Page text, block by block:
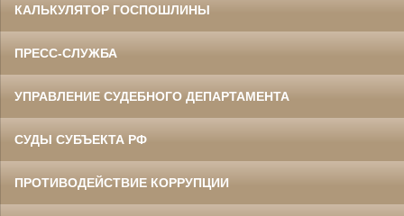
КАЛЬКУЛЯТОР ГОСПОШЛИНЫ
ПРЕСС-СЛУЖБА
УПРАВЛЕНИЕ СУДЕБНОГО ДЕПАРТАМЕНТА
СУДЫ СУБЪЕКТА РФ
ПРОТИВОДЕЙСТВИЕ КОРРУПЦИИ